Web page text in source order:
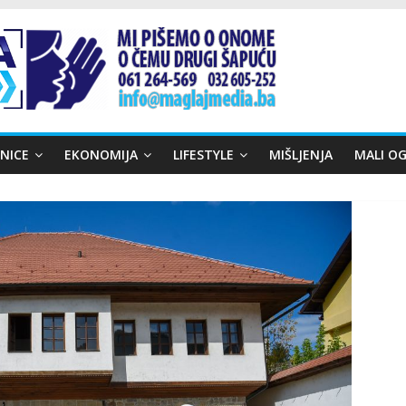
EKONOMIJA LIFESTYLE MIŠLJENJA MALI